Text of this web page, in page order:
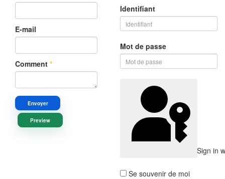
E-mail
Comment *
Envoyer
Preview
Identifiant
Mot de passe
Sign in
Se souvenir de moi